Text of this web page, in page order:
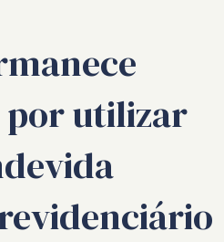
por utilizar